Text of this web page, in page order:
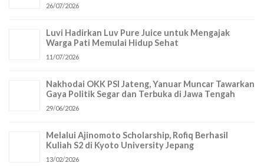
26/07/2026
Luvi Hadirkan Luv Pure Juice untuk Mengajak
Warga Pati Memulai Hidup Sehat
11/07/2026
Nakhodai OKK PSI Jateng, Yanuar Muncar Tawarkan
Gaya Politik Segar dan Terbuka di Jawa Tengah
29/06/2026
Melalui Ajinomoto Scholarship, Rofiq Berhasil Kuliah
S2 di Kyoto University Jepang
13/02/2026